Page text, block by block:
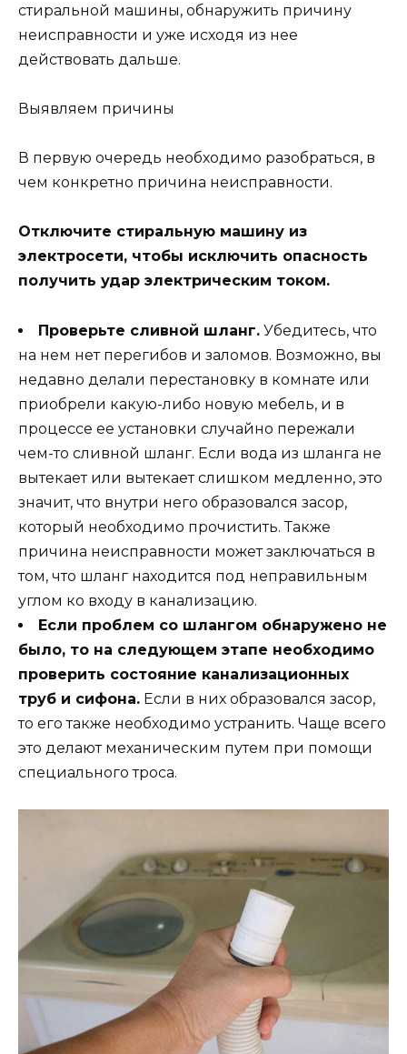
стиральной машины, обнаружить причину
неисправности и уже исходя из нее
действовать дальше.
Выявляем причины
В первую очередь необходимо разобраться, в
чем конкретно причина неисправности.
Отключите стиральную машину из
электросети, чтобы исключить опасность
получить удар электрическим током.
Проверьте сливной шланг. Убедитесь, что
на нем нет перегибов и заломов. Возможно, вы
недавно делали перестановку в комнате или
приобрели какую-либо новую мебель, и в
процессе ее установки случайно пережали
чем-то сливной шланг. Если вода из шланга не
вытекает или вытекает слишком медленно, это
значит, что внутри него образовался засор,
который необходимо прочистить. Также
причина неисправности может заключаться в
том, что шланг находится под неправильным
углом ко входу в канализацию.
Если проблем со шлангом обнаружено не
было, то на следующем этапе необходимо
проверить состояние канализационных
труб и сифона. Если в них образовался засор,
то его также необходимо устранить. Чаще всего
это делают механическим путем при помощи
специального троса.